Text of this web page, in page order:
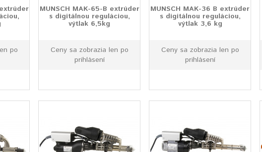
po
MUNSCH MAK-65-B extrúder
s digitálnou reguláciou,
výtlak 6,5kg
Ceny sa zobrazia len po
prihlásení
MUNSCH MAK-36 B extrúder
s digitálnou reguláciou,
výtlak 3,6 kg
Ceny sa zobrazia len po
prihlásení